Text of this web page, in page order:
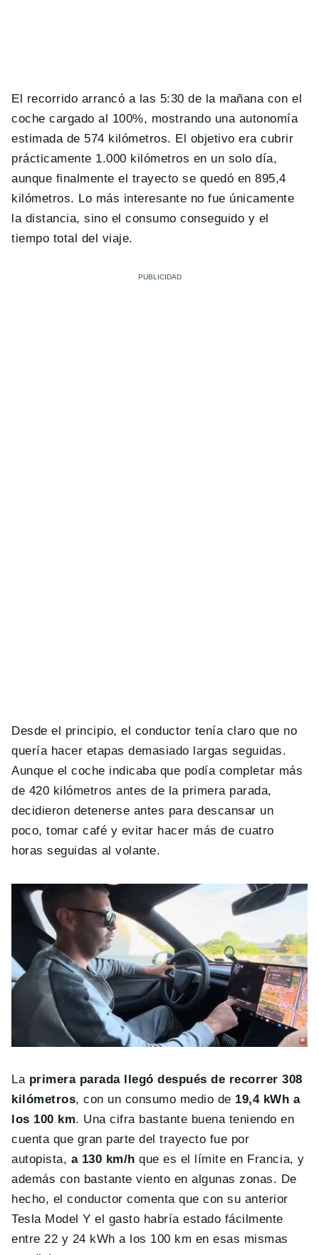
El recorrido arrancó a las 5:30 de la mañana con el
coche cargado al 100%, mostrando una autonomía
estimada de 574 kilómetros. El objetivo era cubrir
prácticamente 1.000 kilómetros en un solo día,
aunque finalmente el trayecto se quedó en 895,4
kilómetros. Lo más interesante no fue únicamente
la distancia, sino el consumo conseguido y el
tiempo total del viaje.
Desde el principio, el conductor tenía claro que no
quería hacer etapas demasiado largas seguidas.
Aunque el coche indicaba que podía completar más
de 420 kilómetros antes de la primera parada,
decidieron detenerse antes para descansar un
poco, tomar café y evitar hacer más de cuatro
horas seguidas al volante.
La primera parada llegó después de recorrer 308
kilómetros, con un consumo medio de 19,4 kWh a
los 100 km. Una cifra bastante buena teniendo en
cuenta que gran parte del trayecto fue por
autopista, a 130 km/h que es el límite en Francia, y
además con bastante viento en algunas zonas. De
hecho, el conductor comenta que con su anterior
Tesla Model Y el gasto habría estado fácilmente
entre 22 y 24 kWh a los 100 km en esas mismas